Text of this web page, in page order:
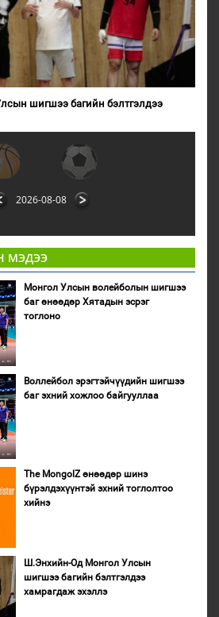
шигшээ багийн бэлтгэлдээ
2026-08-08
МЭДЭЭ
Монгол Улсын волейболын шигшээ
баг өнөөдөр Хятадын эсрэг
тоглоно
Воллейбол эрэгтэйчүүдийн шигшээ
баг эхний хожлоо байгууллаа
The MongolZ өнөөдөр шинэ
бүрэлдэхүүнтэй эхний тоглолтоо
хийнэ
Ш.Энхийн-Од Монгол Улсын
шигшээ багийн бэлтгэлдээ
хамрагдаж эхэллэ